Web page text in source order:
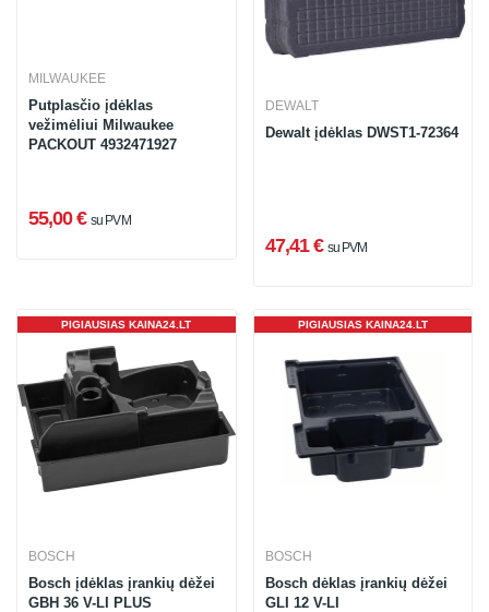
MILWAUKEE
Putplasčio įdėklas
vežimėliui Milwaukee
PACKOUT 4932471927
55,00 € su PVM
DEWALT
Dewalt įdėklas DWST1-72364
47,41 € su PVM
PIGIAUSIAS KAINA24.LT
BOSCH
Bosch įdėklas įrankių dėžei
GBH 36 V-LI PLUS
PIGIAUSIAS KAINA24.LT
BOSCH
Bosch dėklas įrankių dėžei
GLI 12 V-LI